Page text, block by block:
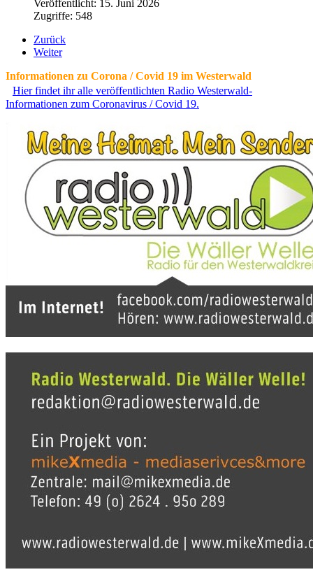
Veröffentlicht: 15. Juni 2026
Zugriffe: 548
Zurück
Weiter
Informationen zu Corona / Covid 19 im Westerwald
Hier findet ihr alle veröffentlichten Radio Westerwald-
Informationen zum Coronavirus / Covid 19.